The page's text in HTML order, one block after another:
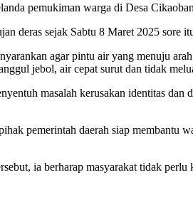
pemukiman warga di Desa
deras sejak Sabtu 8 Maret 2025 sore
agar pintu air yang menuju
jebol, air cepat surut dan tidak
masalah kerusakan identitas
pemerintah daerah siap membantu
ia berharap masyarakat tidak